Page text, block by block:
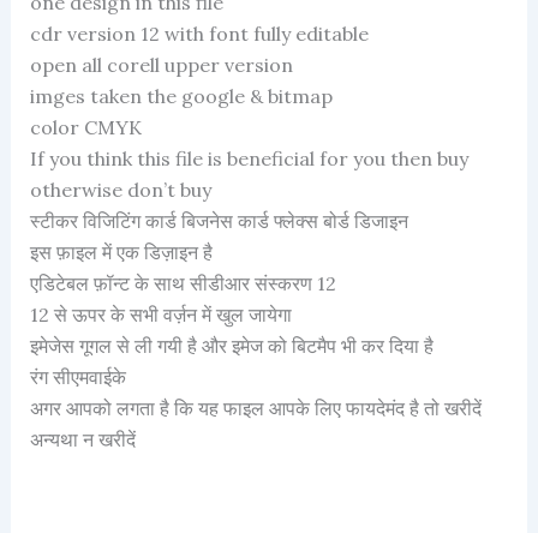
cdr version 12 with font fully editable
open all corell upper version
imges taken the google & bitmap
color CMYK
If you think this file is beneficial for you then buy
otherwise don’t buy
स्टीकर विजिटिंग कार्ड बिजनेस कार्ड फ्लेक्स बोर्ड डिजाइन
इस फ़ाइल में एक डिज़ाइन है
एडिटेबल फ़ॉन्ट के साथ सीडीआर संस्करण 12
12 से ऊपर के सभी वर्ज़न में खुल जायेगा
इमेजेस गूगल से ली गयी है और इमेज को बिटमैप भी कर दिया है
रंग सीएमवाईके
अगर आपको लगता है कि यह फाइल आपके लिए फायदेमंद है तो खरीदें
अन्यथा न खरीदें